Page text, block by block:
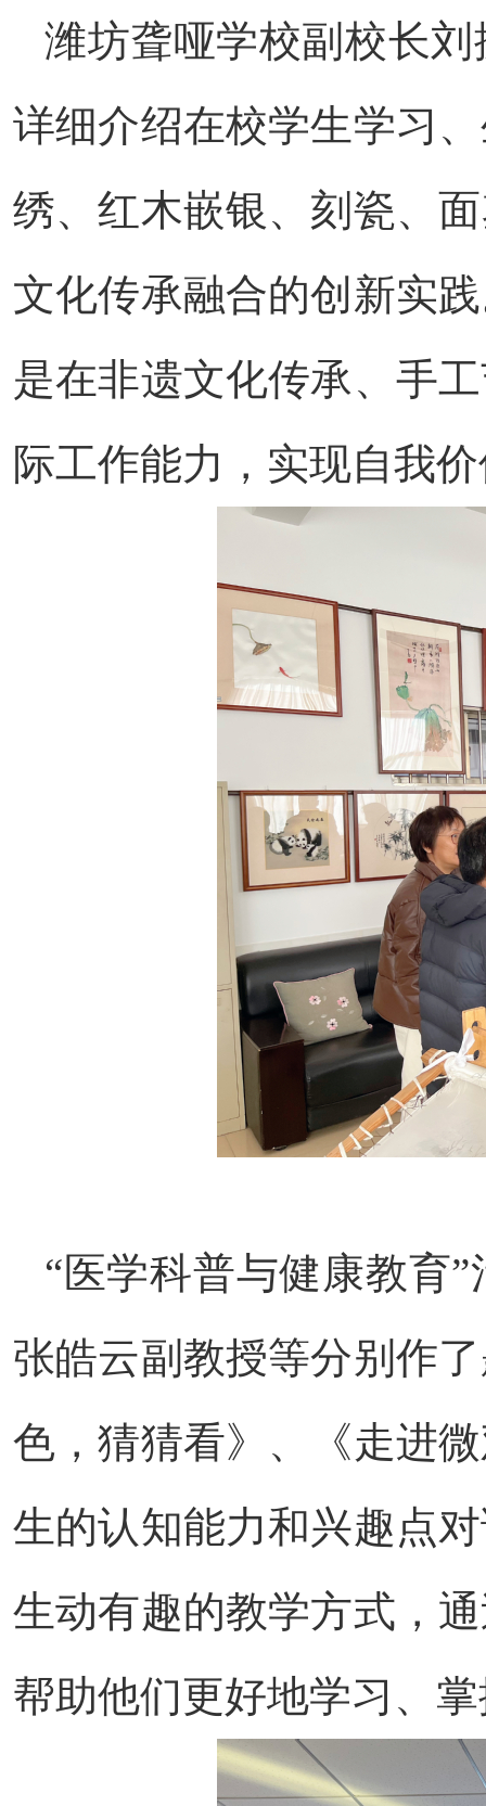
潍坊聋哑学校副校长
详细介绍在校学生学习
绣、红木嵌银、刻瓷、
文化传承融合的创新实
是在非遗文化传承、手
际工作能力，实现自我
“医学科普与健康教育”
张皓云副教授等分别作
色，猜猜看》、《走进
生的认知能力和兴趣点
生动有趣的教学方式，
帮助他们更好地学习、